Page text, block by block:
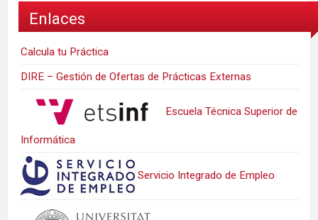
Enlaces
Calcula tu Práctica
DIRE – Gestión de Ofertas de Prácticas Externas
Escuela Técnica Superior de
Informática
Servicio Integrado de Empleo